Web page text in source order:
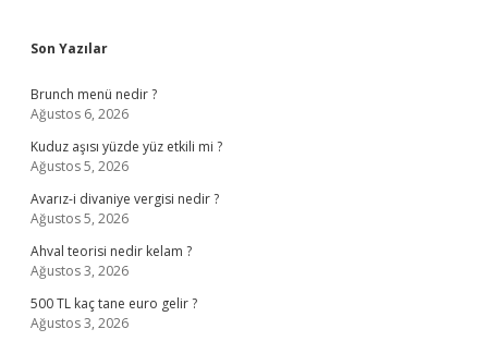
Sidebar
Son Yazılar
Brunch menü nedir ?
Ağustos 6, 2026
Kuduz aşısı yüzde yüz etkili mi ?
Ağustos 5, 2026
Avarız-i divaniye vergisi nedir ?
Ağustos 5, 2026
Ahval teorisi nedir kelam ?
Ağustos 3, 2026
500 TL kaç tane euro gelir ?
Ağustos 3, 2026